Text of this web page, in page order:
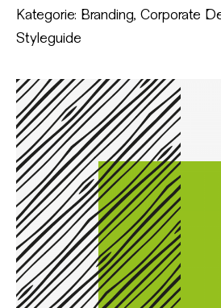
Kategorie: Branding, Corporate
Styleguide